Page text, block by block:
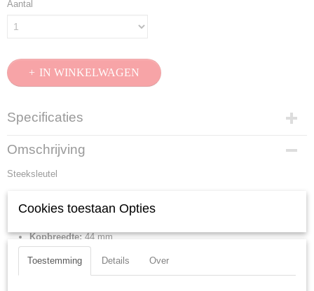
Aantal
IN WINKELWAGEN
Specificaties
Productcode
98 00 18
EAN code
Productcode leverancier
Netto gewicht
0,15 Kg
Bruto gewicht
Omschrijving
Steeksleutel
Kopbreedte:44 mm
Cookies toestaan Opties
Toestemming Details Over